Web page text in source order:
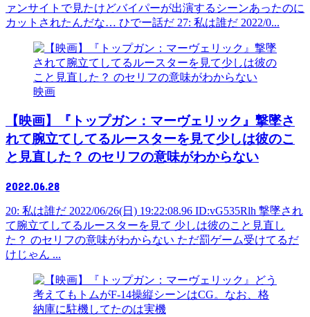
ァンサイトで見たけどバイパーが出演するシーンあったのに
カットされたんだな… ひでー話だ 27: 私は誰だ 2022/0...
映画
【映画】『トップガン：マーヴェリック』撃墜さ
れて腕立てしてるルースターを見て少しは彼のこ
と見直した？ のセリフの意味がわからない
2022.06.28
20: 私は誰だ 2022/06/26(日) 19:22:08.96 ID:vG535Rlh 撃墜され
て腕立てしてるルースターを見て 少しは彼のこと見直し
た？ のセリフの意味がわからない ただ罰ゲーム受けてるだ
けじゃん ...